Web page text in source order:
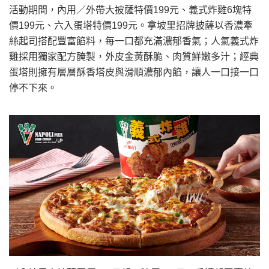
活動期間，內用／外帶大披薩特價199元、義式炸雞6塊特
價199元、六入蛋塔特價199元。拿坡里招牌披薩以香濃牽
絲起司搭配豐富餡料，每一口都充滿濃郁香氣；人氣義式炸
雞採用獨家配方醃製，外皮金黃酥脆、肉質鮮嫩多汁；經典
蛋塔則擁有層層酥香塔皮與滑順濃郁內餡，讓人一口接一口
停不下來。